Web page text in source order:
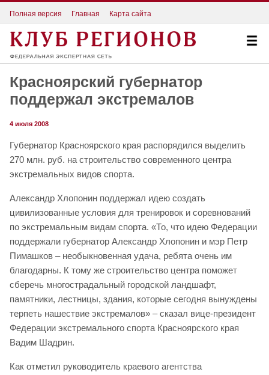
Полная версия Главная Карта сайта
Красноярский губернатор
поддержал экстремалов
4 июля 2008
Губернатор Красноярского края распорядился выделить
270 млн. руб. на строительство современного центра
экстремальных видов спорта.
Александр Хлопонин поддержал идею создать
цивилизованные условия для тренировок и соревнований
по экстремальным видам спорта. «То, что идею Федерации
поддержали губернатор Александр Хлопонин и мэр Петр
Пимашков – необыкновенная удача, ребята очень им
благодарны. К тому же строительство центра поможет
сберечь многострадальный городской ландшафт,
памятники, лестницы, здания, которые сегодня вынуждены
терпеть нашествие экстремалов» – сказал вице-президент
Федерации экстремального спорта Красноярского края
Вадим Шадрин.
Как отметил руководитель краевого агентства